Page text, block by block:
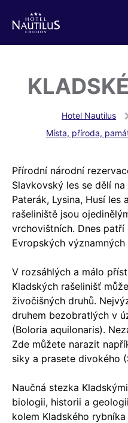
Hotel Nautilus
Místa, příroda,
Přírodní národní
Slavkovský les se dělí
Paterák, Lysina, Husí les
rašeliniště jsou
vrchovištních. Dnes
Evropských významných
V rozsáhlých a málo
Kladských rašelinišť
živočišných druhů.
druhem bezobratlých v
(Boloria aquilonaris).
Zde můžete narazit
siky a prasete divokého
Naučná stezka
biologii, historii a
kolem Kladského